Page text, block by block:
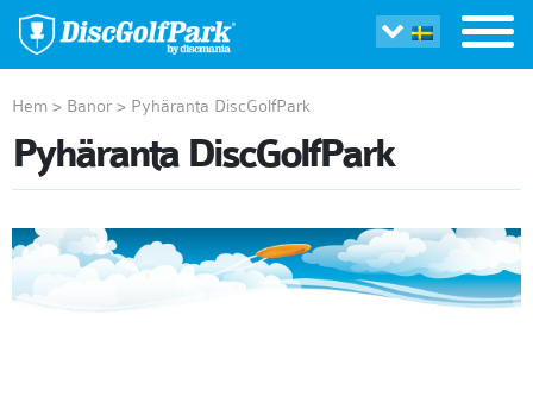
Hem > Banor > Pyhäranta DiscGolfPark
Pyhäranta DiscGolfPark